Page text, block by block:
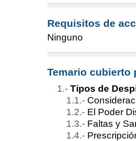
Requisitos de
Ninguno
Temario cubierto
Tipos de
El Poder
Faltas y